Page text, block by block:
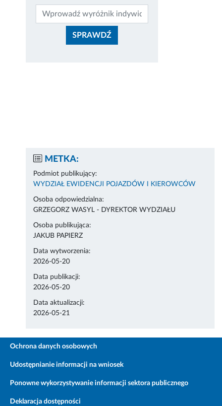
METKA:
Podmiot publikujący:
WYDZIAŁ EWIDENCJI POJAZDÓW I KIEROWCÓW
Osoba odpowiedzialna:
GRZEGORZ WASYL - DYREKTOR WYDZIAŁU
Osoba publikująca:
JAKUB PAPIERZ
Data wytworzenia:
2026-05-20
Data publikacji:
2026-05-20
Data aktualizacji:
2026-05-21
Ochrona danych osobowych
Udostępnianie informacji na wniosek
Ponowne wykorzystywanie informacji sektora publicznego
Deklaracja dostępności